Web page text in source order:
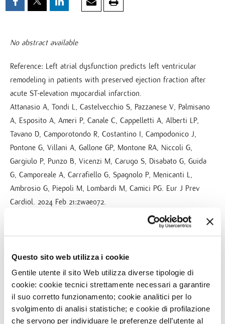
Questo sito web utilizza i cookie
Gentile utente il sito Web utilizza diverse tipologie di
cookie: cookie tecnici strettamente necessari a garantire
il suo corretto funzionamento; cookie analitici per lo
svolgimento di analisi statistiche; e cookie di profilazione
che servono per individuare le preferenze dell’utente al
No abstract available
Reference: Left atrial dysfunction predicts left ventricular
remodeling in patients with preserved ejection fraction after
acute ST-elevation myocardial infarction.
Attanasio A, Tondi L, Castelvecchio S, Pazzanese V, Palmisano
A, Esposito A, Ameri P, Canale C, Cappelletti A, Alberti LP,
Tavano D, Camporotondo R, Costantino I, Campodonico J,
Pontone G, Villani A, Gallone GP, Montone RA, Niccoli G,
Gargiulo P, Punzo B, Vicenzi M, Carugo S, Disabato G, Guida
G, Camporeale A, Carrafiello G, Spagnolo P, Menicanti L,
Ambrosio G, Piepoli M, Lombardi M, Camici PG. Eur J Prev
Cardiol. 2024 Feb 21:zwae072.
NEWS